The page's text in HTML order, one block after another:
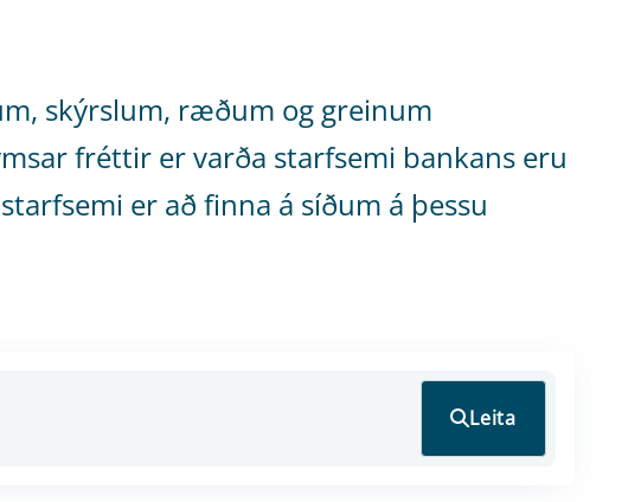
skýrslum, ræðum og greinum
fréttir er varða starfsemi bankans eru
er að finna á síðum á þessu
Leita